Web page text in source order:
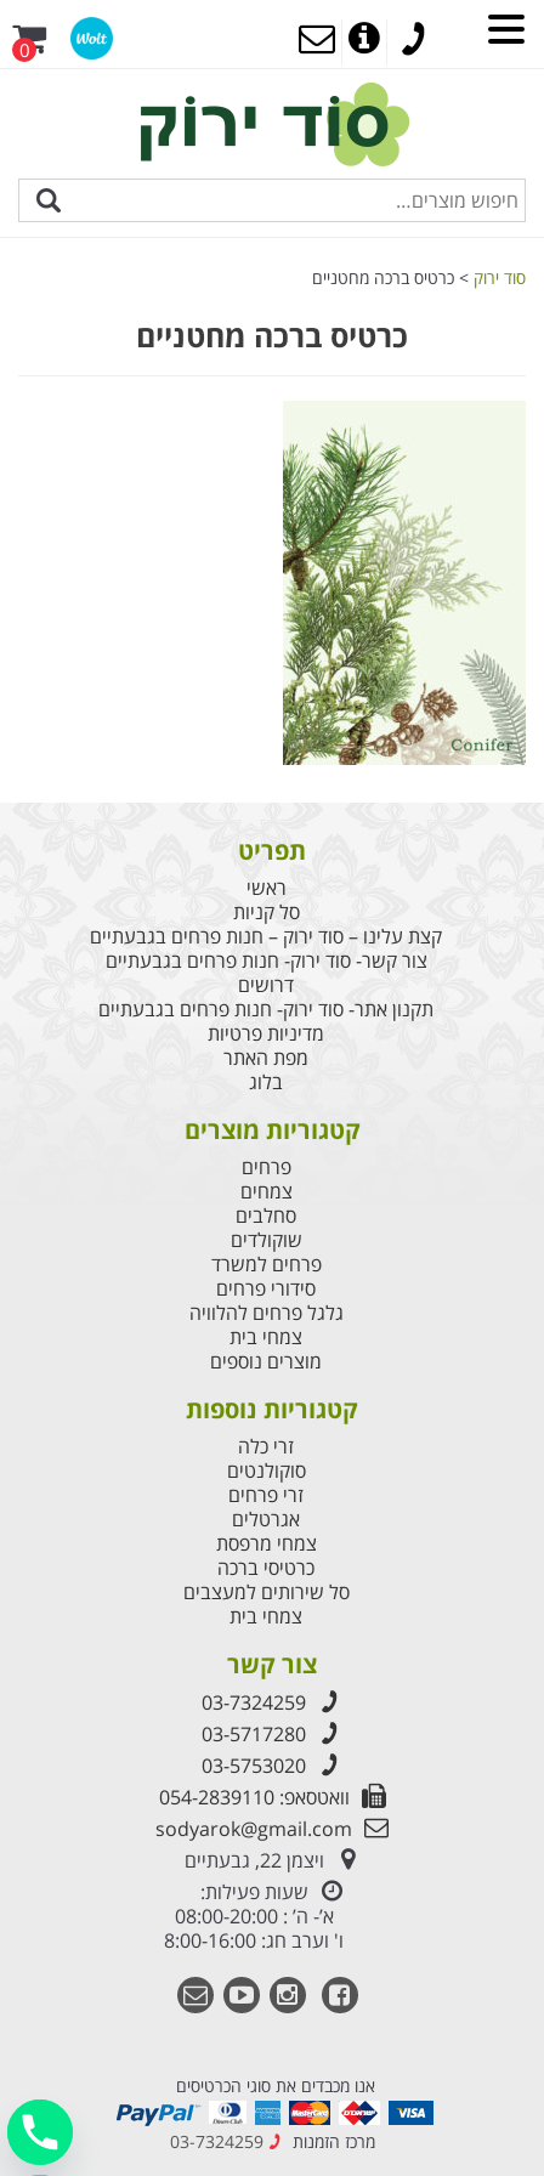
0
סוד ירוק > כרטיס ברכה מחטניים
כרטיס ברכה מחטניים
תפריט
ראשי
סל קניות
קצת עלינו – סוד ירוק – חנות פרחים בגבעתיים
צור קשר- סוד ירוק- חנות פרחים בגבעתיים
דרושים
תקנון אתר- סוד ירוק- חנות פרחים בגבעתיים
מדיניות פרטיות
מפת האתר
בלוג
קטגוריות מוצרים
פרחים
צמחים
סחלבים
שוקולדים
פרחים למשרד
סידורי פרחים
גלגל פרחים להלוויה
צמחי בית
מוצרים נוספים
קטגוריות נוספות
זרי כלה
סוקולנטים
זרי פרחים
אגרטלים
צמחי מרפסת
כרטיסי ברכה
סל שירותים למעצבים
צמחי בית
צור קשר
03-7324259
03-5717280
03-5753020
וואטסאפ: 054-2839110
sodyarok@gmail.com
ויצמן 22, גבעתיים
שעות פעילות:
א’- ה’ : 08:00-20:00
ו' וערב חג: 8:00-16:00
אנו מכבדים את סוגי הכרטיסים
מרכז הזמנות 03-7324259